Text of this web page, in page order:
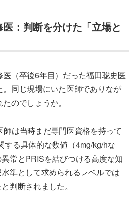
：判断を分けた「立場と
（卒後6年目）だった福田聡史医
。同じ現場にいた医師でありなが
のでしょうか。
師は当時まだ専門医資格を持って
する具体的な数値（4mg/kg/hな
常とPRISを結びつける高度な知
準として求められるレベルでは
判断されました。